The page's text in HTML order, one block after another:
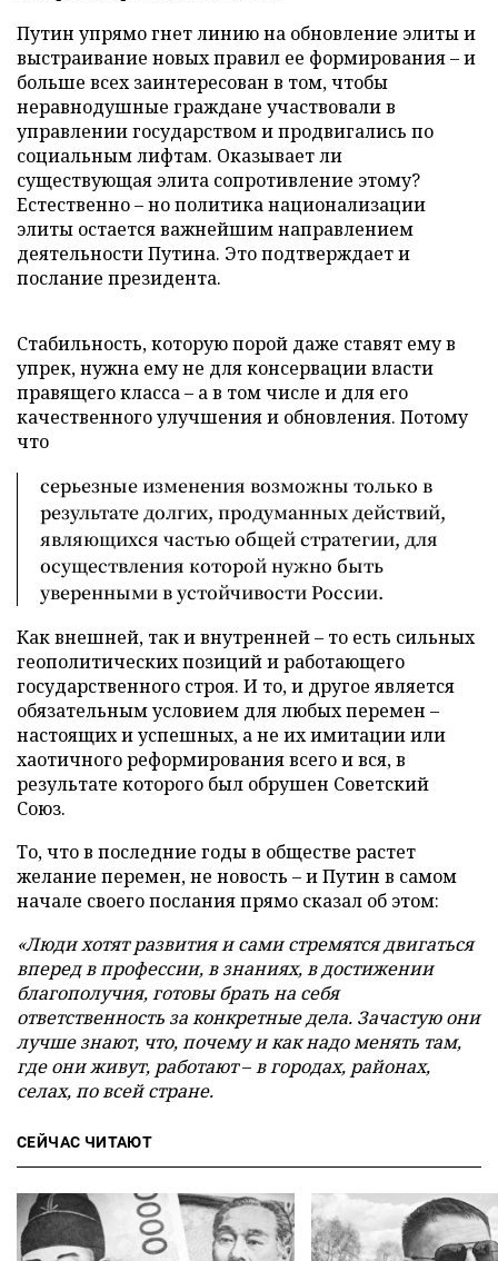
Путин упрямо гнет линию на обновление элиты и
выстраивание новых правил ее формирования – и
больше всех заинтересован в том, чтобы
неравнодушные граждане участвовали в
управлении государством и продвигались по
социальным лифтам. Оказывает ли
существующая элита сопротивление этому?
Естественно – но политика национализации
элиты остается важнейшим направлением
деятельности Путина. Это подтверждает и
послание президента.
Стабильность, которую порой даже ставят ему в
упрек, нужна ему не для консервации власти
правящего класса – а в том числе и для его
качественного улучшения и обновления. Потому
что
серьезные изменения возможны только в
результате долгих, продуманных действий,
являющихся частью общей стратегии, для
осуществления которой нужно быть
уверенными в устойчивости России.
Как внешней, так и внутренней – то есть сильных
геополитических позиций и работающего
государственного строя. И то, и другое является
обязательным условием для любых перемен –
настоящих и успешных, а не их имитации или
хаотичного реформирования всего и вся, в
результате которого был обрушен Советский
Союз.
То, что в последние годы в обществе растет
желание перемен, не новость – и Путин в самом
начале своего послания прямо сказал об этом:
«Люди хотят развития и сами стремятся двигаться
вперед в профессии, в знаниях, в достижении
благополучия, готовы брать на себя
ответственность за конкретные дела. Зачастую они
лучше знают, что, почему и как надо менять там,
где они живут, работают–в городах, районах,
селах, по всей стране.
СЕЙЧАС ЧИТАЮТ